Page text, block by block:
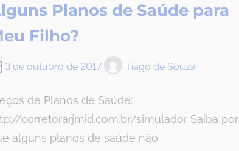
Planos de Saúde para
Filho?
3 de outubro de 2017 Tiago de Souza
de Planos de Saúde:
corretorarjmid.com.br/simulador Saiba por
alguns planos de saúde não